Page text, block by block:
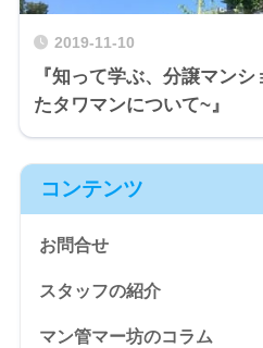
2019-11-10
『知って学ぶ、分譲マン
たタワマンについて~』
コンテンツ
お問合せ
スタッフの紹介
マン管マー坊のコラム